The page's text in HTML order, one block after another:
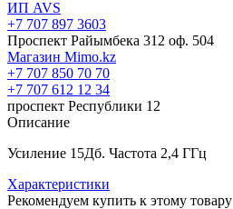
ИП AVS
+7 707 897 3603
Проспект Райымбека 312 оф. 504
Магазин Mimo.kz
+7 707 850 70 70
+7 707 612 12 34
проспект Республики 12
Описание
Усиление 15Дб. Частота 2,4 ГГц
Характеристики
Рекомендуем купить к этому товару